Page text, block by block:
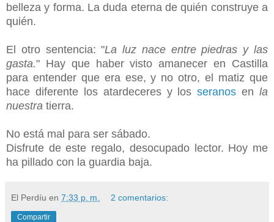
belleza y forma. La duda eterna de quién construye a
quién.
El otro sentencia: "La luz nace entre piedras y las
gasta." Hay que haber visto amanecer en Castilla
para entender que era ese, y no otro, el matiz que
hace diferente los atardeceres y losseranos en la
nuestra tierra.
No está mal para ser sábado.
Disfrute de este regalo, desocupado lector. Hoy me
ha pillado con la guardia baja.
El Perdíu en 7:33 p. m. 2 comentarios:
Compartir